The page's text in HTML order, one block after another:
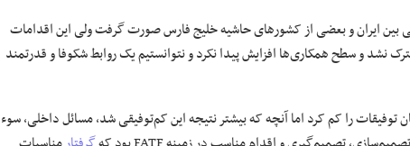
ایران و بعضی از کشورهای حاشیه خلیج فارس صورت گرفت ولی این اقدامات
نشد و سطح همکاری‌ها افزایش پیدا نکرد و نتوانستیم یک روابط شکوفا و قدرتمند
را کم کرد اما آنچه که بیشتر نتیجه این کم‌توفیقی شد، مسائل داخلی، سوء